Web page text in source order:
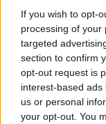
If you wish to opt-
processing of your
targeted
section to confirm
opt-out request is
interest-based
us or personal
your opt-out. You
γονιμοποίησης
σώματος, ενώ
τον άνδρα.
αυτό είναι η
ενδομήτρια
συντρόφου -αν